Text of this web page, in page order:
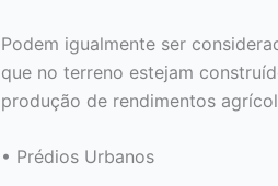
Podem igualmente ser
que no terreno estejam
produção de rendimentos
• Prédios Urbanos